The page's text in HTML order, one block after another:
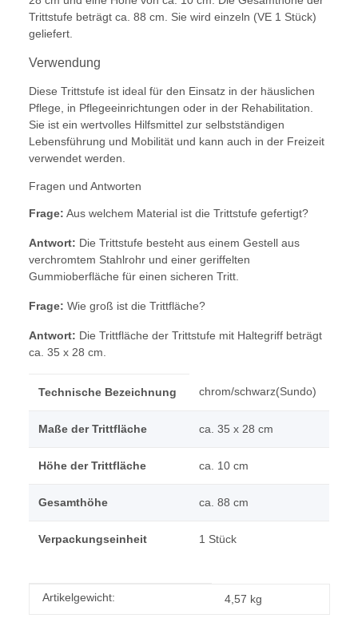
Trittstufe beträgt ca. 88 cm. Sie wird einzeln (VE 1 Stück)
geliefert.
Verwendung
Diese Trittstufe ist ideal für den Einsatz in der häuslichen
Pflege, in Pflegeeinrichtungen oder in der Rehabilitation.
Sie ist ein wertvolles Hilfsmittel zur selbstständigen
Lebensführung und Mobilität und kann auch in der Freizeit
verwendet werden.
Fragen und Antworten
Frage: Aus welchem Material ist die Trittstufe gefertigt?
Antwort: Die Trittstufe besteht aus einem Gestell aus
verchromtem Stahlrohr und einer geriffelten
Gummioberfläche für einen sicheren Tritt.
Frage: Wie groß ist die Trittfläche?
Antwort: Die Trittfläche der Trittstufe mit Haltegriff beträgt
ca. 35 x 28 cm.
Technische Bezeichnung chrom/schwarz(Sundo)
Maße der Trittfläche ca. 35 x 28 cm
Höhe der Trittfläche ca. 10 cm
Gesamthöhe ca. 88 cm
Verpackungseinheit 1 Stück
Produkteigenschaft
Wert
Artikelgewicht: 4,57 kg